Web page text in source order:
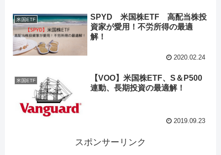
米国ETF
SPYD 米国株ETF 高配当株投
資家が愛用！不労所得の最適
解！
2020.02.24
米国ETF
【VOO】米国株ETF、S＆P500
連動、長期投資の最適解！
2019.09.23
スポンサーリンク